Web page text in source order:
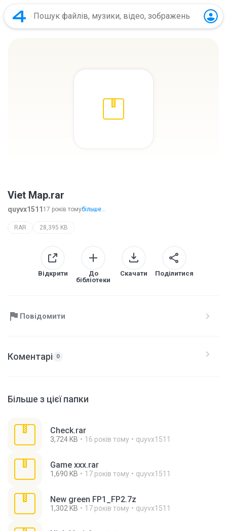
Viet Map.rar
quyvx1511 17 років томубільше...
RAR 28,395 KB
Відкрити
До
бібліотеки
Скачати Поділитися
Повідомити
Коментарі 0
Більше з цієї папки
Check.rar
3,724 KB 16 років тому quyvx1511
Game xxx.rar
1,690 KB 17 років тому quyvx1511
New green FP1_FP2.7z
1,302 KB 17 років тому quyvx1511